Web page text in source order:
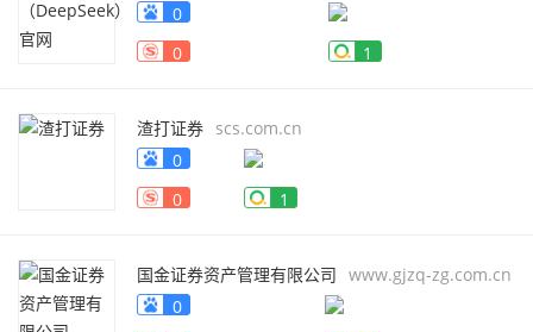
0
0
1
渣打证券 scs.com.cn
0
0
1
国金证券资产管理有限公司 www.gjzq-zg.com.cn
0